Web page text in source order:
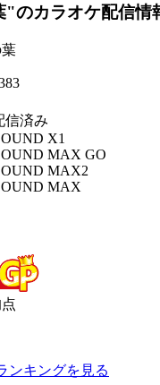
"のカラオケ配信情
信済み
X1
MAX GO
MAX2
MAX
ンキングを見る